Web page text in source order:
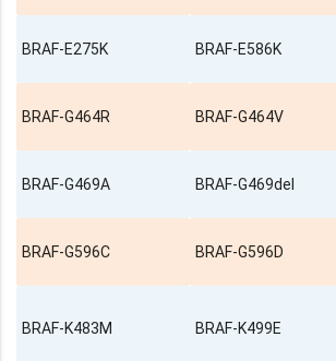
BRAF-E275K BRAF-E586K
BRAF-G464R BRAF-G464V
BRAF-G469A BRAF-G469del
BRAF-G596C BRAF-G596D
BRAF-K483M BRAF-K499E